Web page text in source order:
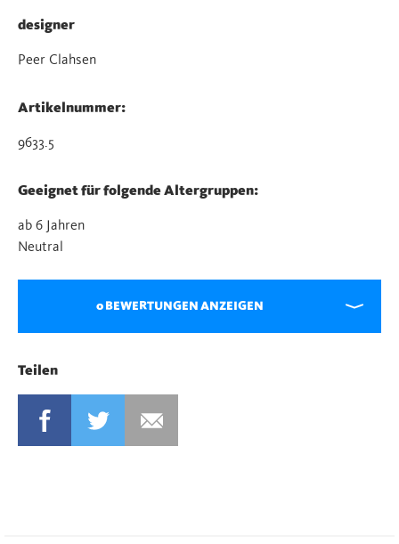
designer
Peer Clahsen
Artikelnummer:
9633.5
Geeignet für folgende Altergruppen:
ab 6 Jahren
Neutral
0 BEWERTUNGEN ANZEIGEN
Teilen
FACEBOOKTWITTER MAIL